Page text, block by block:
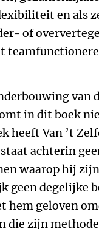
en als
of
van
in dit boek
heeft Van ’t
achterin
waarop hij
geen degelijke
hem geloven
die zijn